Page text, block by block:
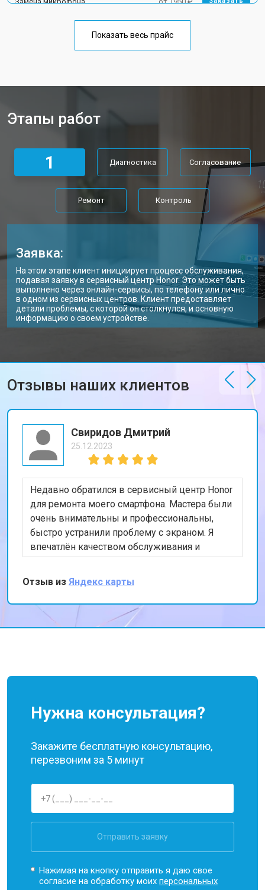
Замена USB порта от 1850 ₽
Замена материнской платы
Показать весь прайс
Этапы работ
1 Диагностика Согласование
Ремонт Контроль
Заявка:
На этом этапе клиент инициирует процесс обслуживания,
подавая заявку в сервисный центр Honor. Это может быть
выполнено через онлайн-сервисы, по телефону или лично
в одном из сервисных центров. Клиент предоставляет
детали проблемы, с которой он столкнулся, и основную
информацию о своем устройстве.
Отзывы наших клиентов
Свиридов Дмитрий
25.12.2023
Недавно обратился в сервисный центр Honor
для ремонта моего смартфона. Мастера были
очень внимательны и профессиональны,
быстро устранили проблему с экраном. Я
впечатлён качеством обслуживания и
скоростью выполнения работы. Мой телефон
теперь работает безупречно. Спасибо за
отличную работу!
Отзыв из Яндекс карты
Нужна консультация?
Закажите бесплатную консультацию,
перезвоним за 5 минут
Отправить заявку
Нажимая на кнопку отправить я даю свое
согласие на обработку моихперсональных